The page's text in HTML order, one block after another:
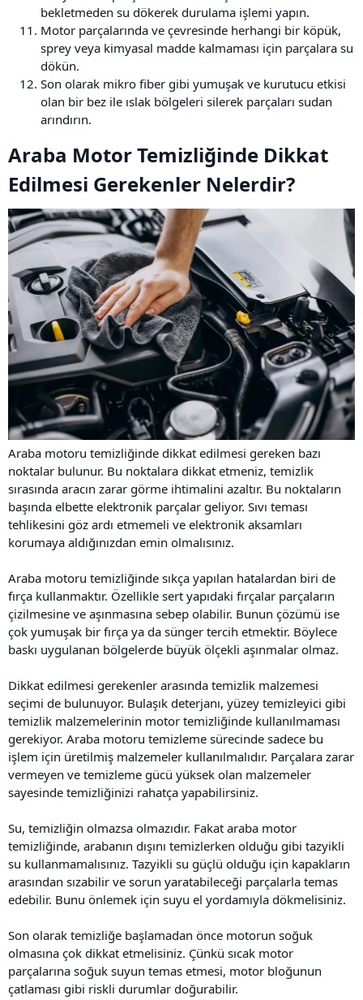
bekletmeden su dökerek durulama işlemi yapın.
Motor parçalarında ve çevresinde herhangi bir köpük,
sprey veya kimyasal madde kalmaması için parçalara su
dökün.
Son olarak mikro fiber gibi yumuşak ve kurutucu etkisi
olan bir bez ile ıslak bölgeleri silerek parçaları sudan
arındırın.
Araba Motor Temizliğinde Dikkat
Edilmesi Gerekenler Nelerdir?​
Araba motoru temizliğinde dikkat edilmesi gereken bazı
noktalar bulunur. Bu noktalara dikkat etmeniz, temizlik
sırasında aracın zarar görme ihtimalini azaltır. Bu noktaların
başında elbette elektronik parçalar geliyor. Sıvı teması
tehlikesini göz ardı etmemeli ve elektronik aksamları
korumaya aldığınızdan emin olmalısınız.
Araba motoru temizliğinde sıkça yapılan hatalardan biri de
fırça kullanmaktır. Özellikle sert yapıdaki fırçalar parçaların
çizilmesine ve aşınmasına sebep olabilir. Bunun çözümü ise
çok yumuşak bir fırça ya da sünger tercih etmektir. Böylece
baskı uygulanan bölgelerde büyük ölçekli aşınmalar olmaz.
Dikkat edilmesi gerekenler arasında temizlik malzemesi
seçimi de bulunuyor. Bulaşık deterjanı, yüzey temizleyici gibi
temizlik malzemelerinin motor temizliğinde kullanılmaması
gerekiyor. Araba motoru temizleme sürecinde sadece bu
işlem için üretilmiş malzemeler kullanılmalıdır. Parçalara zarar
vermeyen ve temizleme gücü yüksek olan malzemeler
sayesinde temizliğinizi rahatça yapabilirsiniz.
Su, temizliğin olmazsa olmazıdır. Fakat araba motor
temizliğinde, arabanın dışını temizlerken olduğu gibi tazyikli
su kullanmamalısınız. Tazyikli su güçlü olduğu için kapakların
arasından sızabilir ve sorun yaratabileceği parçalarla temas
edebilir. Bunu önlemek için suyu el yordamıyla dökmelisiniz.
Son olarak temizliğe başlamadan önce motorun soğuk
olmasına çok dikkat etmelisiniz. Çünkü sıcak motor
parçalarına soğuk suyun temas etmesi, motor bloğunun
çatlaması gibi riskli durumlar doğurabilir.